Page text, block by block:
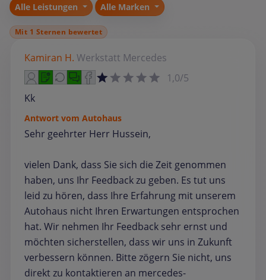
Alle Leistungen Alle Marken
Mit 1 Sternen bewertet
Kamiran H. Werkstatt Mercedes
1,0/5
Kk
Antwort vom Autohaus
Sehr geehrter Herr Hussein,
vielen Dank, dass Sie sich die Zeit genommen
haben, uns Ihr Feedback zu geben. Es tut uns
leid zu hören, dass Ihre Erfahrung mit unserem
Autohaus nicht Ihren Erwartungen entsprochen
hat. Wir nehmen Ihr Feedback sehr ernst und
möchten sicherstellen, dass wir uns in Zukunft
verbessern können. Bitte zögern Sie nicht, uns
direkt zu kontaktieren an mercedes-